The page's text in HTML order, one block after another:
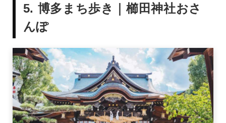
5. 博多まち歩き｜櫛田神社おさ
んぽ